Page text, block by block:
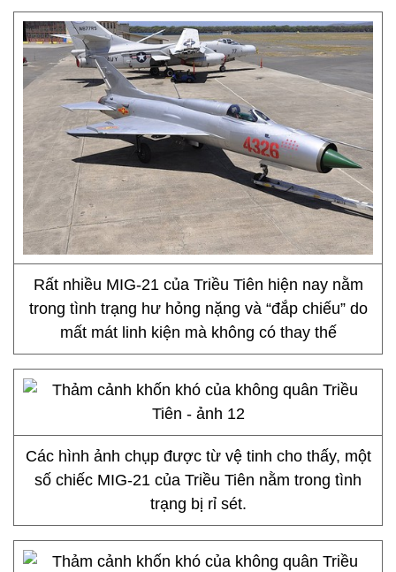
Rất nhiều MIG-21 của Triều Tiên hiện nay nằm
trong tình trạng hư hỏng nặng và “đắp chiếu” do
mất mát linh kiện mà không có thay thế
Các hình ảnh chụp được từ vệ tinh cho thấy, một
số chiếc MIG-21 của Triều Tiên nằm trong tình
trạng bị rỉ sét.